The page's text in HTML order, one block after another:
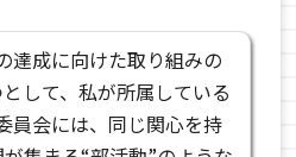
達成に向けた取り組みの
して、私が所属している
員会には、同じ関心を持